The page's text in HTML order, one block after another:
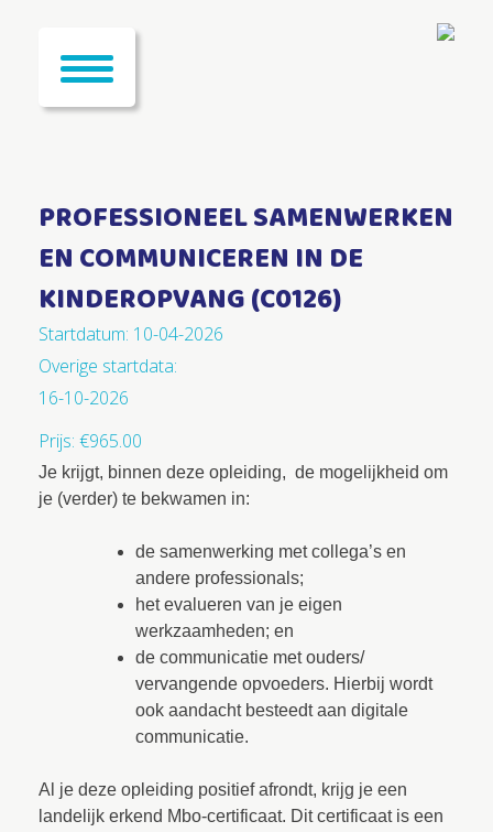
PROFESSIONEEL SAMENWERKEN
EN COMMUNICEREN IN DE
KINDEROPVANG (C0126)
Startdatum: 10-04-2026
Overige startdata:
16-10-2026
Prijs: €965.00
Je krijgt, binnen deze opleiding, de mogelijkheid om
je (verder) te bekwamen in:
de samenwerking met collega’s en
andere professionals;
het evalueren van je eigen
werkzaamheden; en
de communicatie met ouders/
vervangende opvoeders. Hierbij wordt
ook aandacht besteedt aan digitale
communicatie.
Al je deze opleiding positief afrondt, krijg je een
landelijk erkend Mbo-certificaat. Dit certificaat is een